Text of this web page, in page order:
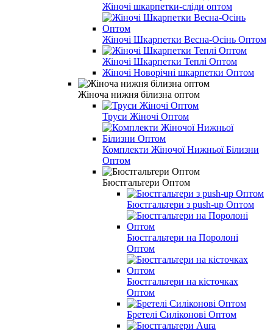
Жіночі шкарпетки-сліди оптом
Жіночі Шкарпетки Весна-Осінь Оптом
Жіночі Шкарпетки Теплі Оптом
Жіночі Новорічні шкарпетки Оптом
Жіноча нижня білизна оптом
Труси Жіночі Оптом
Комплекти Жіночої Нижньої Білизни
Оптом
Бюстгальтери Оптом
Бюстгальтери з push-up Оптом
Бюстгальтери на Поролоні
Оптом
Бюстгальтери на кісточках
Оптом
Бретелі Силіконові Оптом